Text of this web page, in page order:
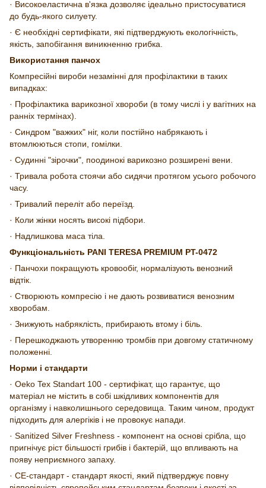
· Високоеластична в'язка дозволяє ідеально пристосуватися
до будь-якого силуету.
· Є необхідні сертифікати, які підтверджують екологічність,
якість, запобігання виникненню грибка.
Використання панчох
Компресійні вироби незамінні для профілактики в таких
випадках:
· Профілактика варикозної хвороби (в тому числі і у вагітних на
ранніх термінах).
· Синдром "важких" ніг, коли постійно набрякають і
втомлюються стопи, гомілки.
· Судинні "зірочки", поодинокі варикозно розширені вени.
· Тривала робота стоячи або сидячи протягом усього робочого
часу.
· Тривалий переліт або переїзд.
· Коли жінки носять високі підбори.
· Надлишкова маса тіла.
Функціональність PANI TERESA PREMIUM PT-0472
· Панчохи покращують кровообіг, нормалізують венозний
відтік.
· Створюють компресію і не дають розвиватися венозним
хворобам.
· Знижують набряклість, прибирають втому і біль.
· Перешкоджають утворенню тромбів при довгому статичному
положенні.
Норми і стандарти
· Oeko Tex Standart 100 - сертифікат, що гарантує, що
матеріал не містить в собі шкідливих компонентів для
організму і навколишнього середовища. Таким чином, продукт
підходить для алергіків і не провокує напади.
· Sanitized Silver Freshness - компонент на основі срібла, що
пригнічує ріст більшості грибів і бактерій, що впливають на
появу неприємного запаху.
· СЕ-стандарт - стандарт якості, який підтверджує повну